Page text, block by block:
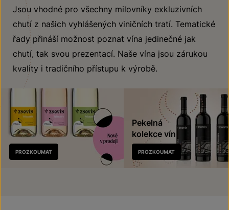
Jsou vhodné pro všechny milovníky exkluzivních
chutí z našich vyhlášených viničních tratí. Tematické
řady přináší možnost poznat vína jedinečné jak
chutí, tak svou prezentací. Naše vína jsou zárukou
kvality i tradičního přístupu k výrobě.
Nově
v prodeji
PROZKOUMAT
Pekelná
kolekce vín
PROZKOUMAT